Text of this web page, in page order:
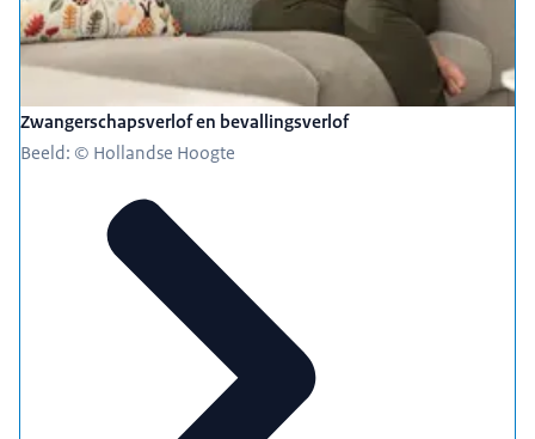
Zwangerschapsverlof en bevallingsverlof
Beeld: © Hollandse Hoogte